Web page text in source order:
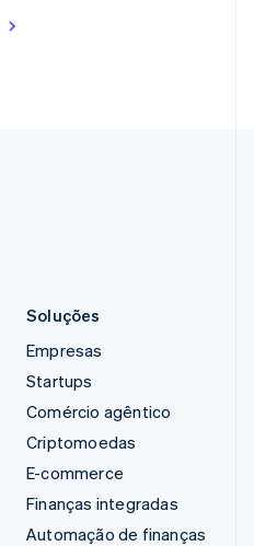
Soluções
Empresas
Startups
Comércio agêntico
Criptomoedas
E-commerce
Finanças integradas
Automação de finanças